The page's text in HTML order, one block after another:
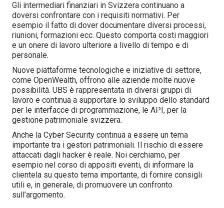
Gli intermediari finanziari in Svizzera continuano a
doversi confrontare con i requisiti normativi. Per
esempio il fatto di dover documentare diversi processi,
riunioni, formazioni ecc. Questo comporta costi maggiori
e un onere di lavoro ulteriore a livello di tempo e di
personale.
Nuove piattaforme tecnologiche e iniziative di settore,
come OpenWealth, offrono alle aziende molte nuove
possibilità. UBS è rappresentata in diversi gruppi di
lavoro e continua a supportare lo sviluppo dello standard
per le interfacce di programmazione, le API, per la
gestione patrimoniale svizzera.
Anche la Cyber Security continua a essere un tema
importante tra i gestori patrimoniali. Il rischio di essere
attaccati dagli hacker è reale. Noi cerchiamo, per
esempio nel corso di appositi eventi, di informare la
clientela su questo tema importante, di fornire consigli
utili e, in generale, di promuovere un confronto
sull’argomento.